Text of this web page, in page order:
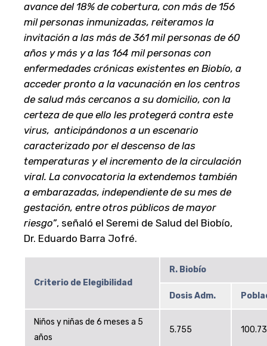
avance del 18% de cobertura, con más de 156
mil personas inmunizadas, reiteramos la
invitación a las más de 361 mil personas de 60
años y más y a las 164 mil personas con
enfermedades crónicas existentes en Biobío, a
acceder pronto a la vacunación en los centros
de salud más cercanos a su domicilio, con la
certeza de que ello les protegerá contra este
virus, anticipándonos a un escenario
caracterizado por el descenso de las
temperaturas y el incremento de la circulación
viral. La convocatoria la extendemos también
a embarazadas, independiente de su mes de
gestación, entre otros públicos de mayor
riesgo”, señaló el Seremi de Salud del Biobío,
Dr. Eduardo Barra Jofré.
Criterio de Elegibilidad
R. Biobío
Dosis Adm.
Niños y niñas de 6 meses a 5
años
5.755